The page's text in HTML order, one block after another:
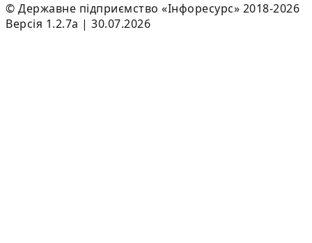
© Державне підприємство «Інфоресурс» 2018-2026
Версія 1.2.7a | 30.07.2026